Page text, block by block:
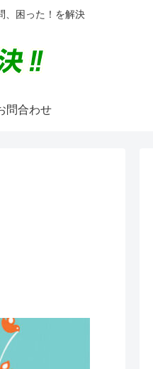
、困った！を解決
問合わせ